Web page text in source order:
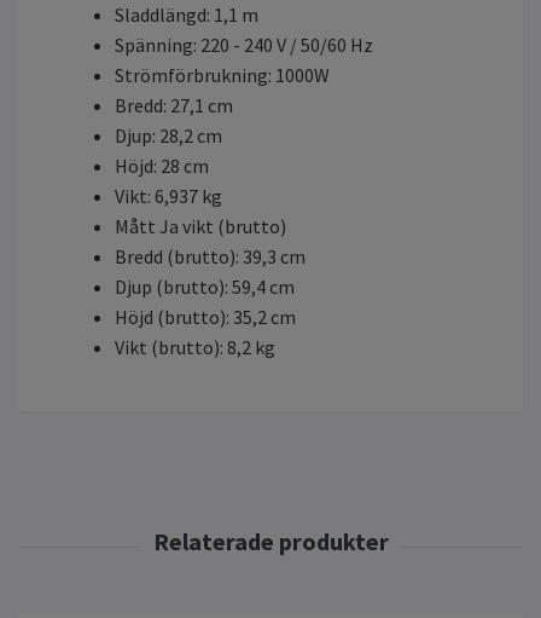
Sladdlängd: 1,1 m
Spänning: 220 - 240 V / 50/60 Hz
Strömförbrukning: 1000W
Bredd: 27,1 cm
Djup: 28,2 cm
Höjd: 28 cm
Vikt: 6,937 kg
Mått Ja vikt (brutto)
Bredd (brutto): 39,3 cm
Djup (brutto): 59,4 cm
Höjd (brutto): 35,2 cm
Vikt (brutto): 8,2 kg